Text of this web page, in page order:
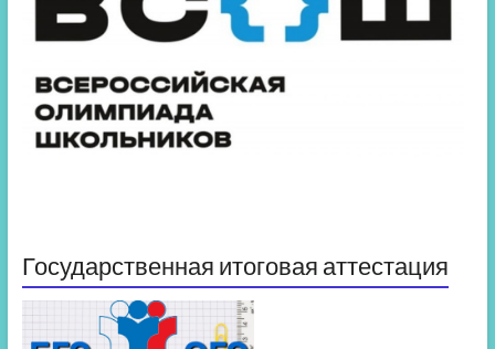
Государственная итоговая аттестация